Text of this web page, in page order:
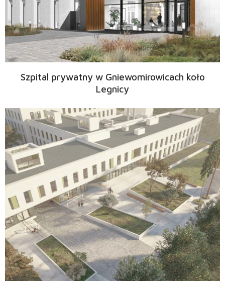
Szpital prywatny w Gniewomirowicach koło
Legnicy